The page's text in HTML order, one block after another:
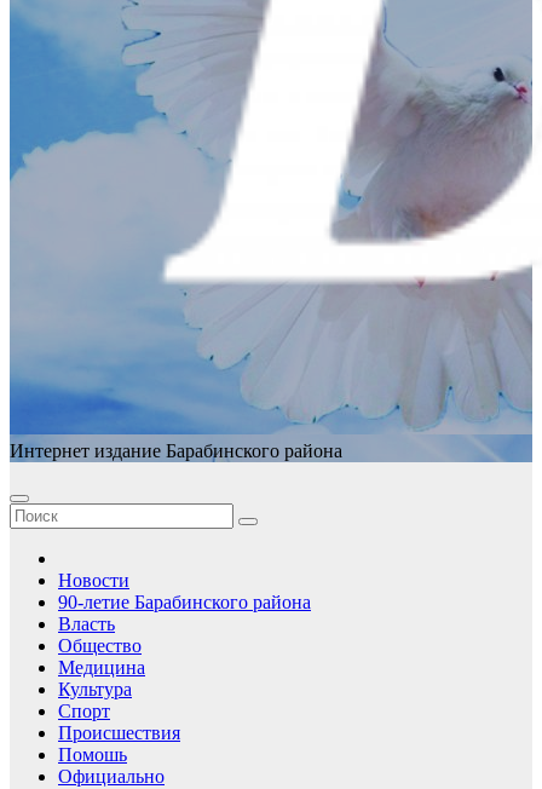
Интернет издание Барабинского района
Новости
90-летие Барабинского района
Власть
Общество
Медицина
Культура
Спорт
Происшествия
Помошь
Официально